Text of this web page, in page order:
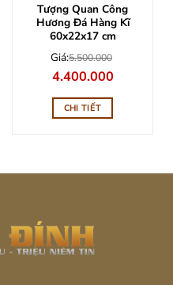
Tượng Quan Công
Hương Đá Hàng Kĩ
60x22x17 cm
Giá:5.500.000
Giá
gốc
là:
5.500.000.
4.400.000Giá
tại
4.400.000.
CHI TIẾT